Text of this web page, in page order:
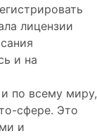
лицензии
и на
по всему миру,
сфере. Это
и